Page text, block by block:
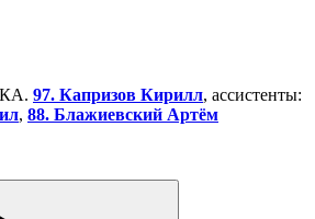
97. Капризов Кирилл, ассистенты:
, 88. Блажиевский Артём